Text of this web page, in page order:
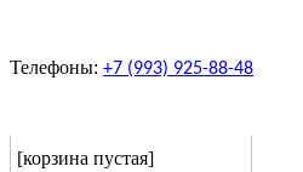
Телефоны: +7 (993) 925-88-48
[корзина пустая]